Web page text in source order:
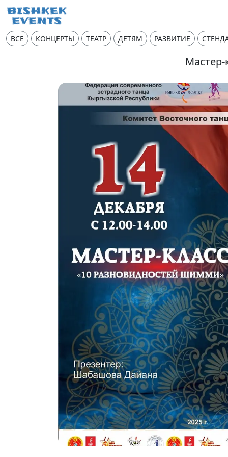
ВСЕ КОНЦЕРТЫ ТЕАТР ДЕТЯМ РАЗВИТИЕ